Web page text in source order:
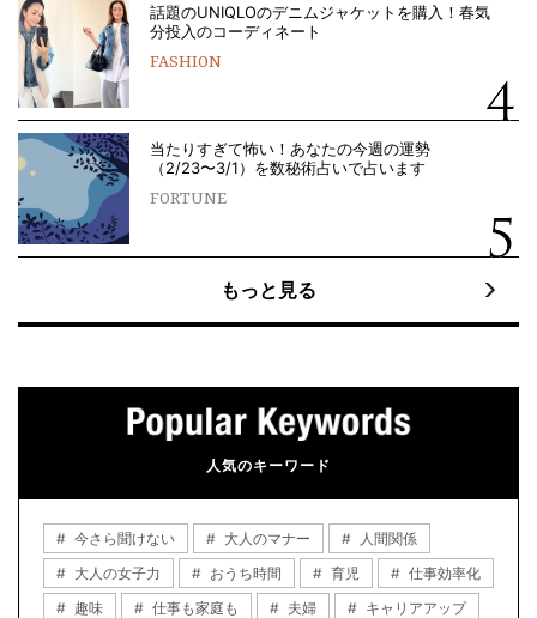
話題のUNIQLOのデニムジャケットを購入！春気
分投入のコーディネート
FASHION
当たりすぎて怖い！あなたの今週の運勢
（2/23〜3/1）を数秘術占いで占います
FORTUNE
もっと見る
人気のキーワード
今さら聞けない 大人のマナー
人間関係
大人の女子力
おうち時間 育児
仕事効率化
趣味
仕事も家庭も 夫婦
キャリアアップ